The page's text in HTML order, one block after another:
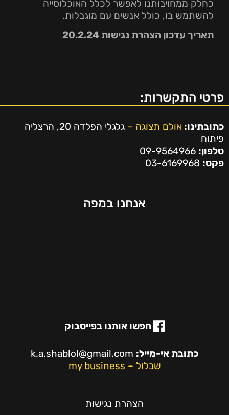
כחלק ממחויבותנו לאפשר לכלל האוכלוסייה
להשתמש בו, כולל אנשים עם מוגבלות.
תאריך עדכון הצהרת נגישות 20.2.24
פרטי התקשרות:
כתובתינו: אולם תצוגה –
גלגלי הפלדה 20, הרצליה
פיתוח
טלפון:
פקס:
אנחנו במפה
חפשו אותנו בפייסבוק
כתובת אי-מייל: k.a.shablol@gmail.com
שבלול – my business
הצהרת נגישות